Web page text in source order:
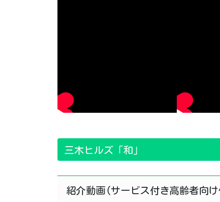
三木ヒルズ「和」
紹介動画(サービス付き高齢者向